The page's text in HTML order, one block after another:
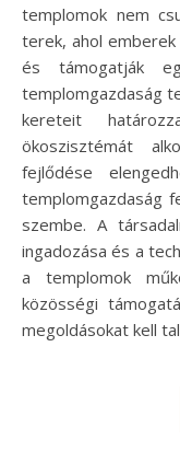
templomok nem
terek, ahol
és támogatják
templomgazdaság
kereteit
ökoszisztémát
fejlődése
templomgazdaság
szembe. A
ingadozása és a
a templomok
közösségi
megoldásokat kell